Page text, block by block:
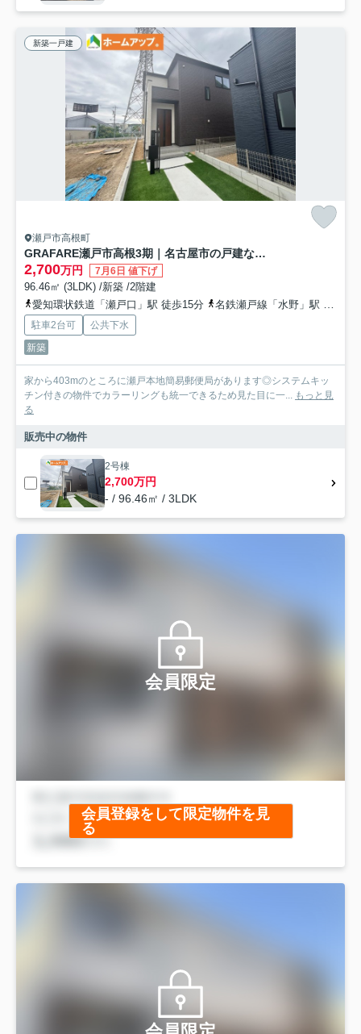
新築一戸建
瀬戸市高根町
GRAFARE瀬戸市高根3期｜名古屋市の戸建ならホームアップ
2,700万円 7月6日 値下げ
96.46㎡ (3LDK) /新築 /2階建
愛知環状鉄道「瀬戸口」駅 徒歩15分
名鉄瀬戸線「水野」駅 徒歩22分
駐車2台可
公共下水
新築
家から403mのところに瀬戸本地簡易郵便局があります◎システムキッ
チン付きの物件でカラーリングも統一できるため見た目に一... もっと見
る
販売中の物件
2号棟
2,700万円
- / 96.46㎡ / 3LDK
会員限定
会員登録をして限定物件を見
る